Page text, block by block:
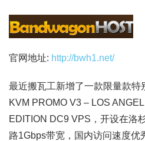
官网地址: http://bwh1.net/
最近搬瓦工新增了一款限量款特
KVM PROMO V3 – LOS
EDITION DC9 VPS，开设在洛
路1Gbps带宽，国内访问速度优